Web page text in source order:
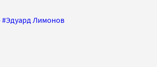
#Эдуард Лимонов